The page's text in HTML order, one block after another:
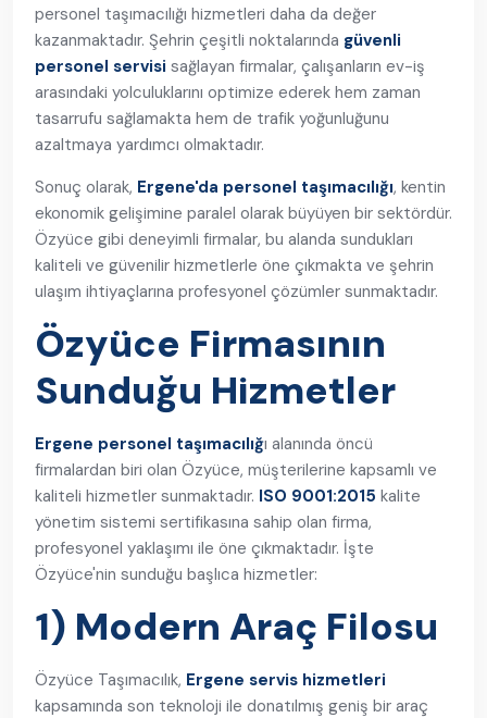
personel taşımacılığı hizmetleri daha da değer
kazanmaktadır. Şehrin çeşitli noktalarında güvenli
personel servisi sağlayan firmalar, çalışanların ev-iş
arasındaki yolculuklarını optimize ederek hem zaman
tasarrufu sağlamakta hem de trafik yoğunluğunu
azaltmaya yardımcı olmaktadır.
Sonuç olarak, Ergene'da personel taşımacılığı, kentin
ekonomik gelişimine paralel olarak büyüyen bir sektördür.
Özyüce gibi deneyimli firmalar, bu alanda sundukları
kaliteli ve güvenilir hizmetlerle öne çıkmakta ve şehrin
ulaşım ihtiyaçlarına profesyonel çözümler sunmaktadır.
Özyüce Firmasının
Sunduğu Hizmetler
Ergene personel taşımacılığı alanında öncü
firmalardan biri olan Özyüce, müşterilerine kapsamlı ve
kaliteli hizmetler sunmaktadır. ISO 9001:2015 kalite
yönetim sistemi sertifikasına sahip olan firma,
profesyonel yaklaşımı ile öne çıkmaktadır. İşte
Özyüce'nin sunduğu başlıca hizmetler:
1) Modern Araç Filosu
Özyüce Taşımacılık, Ergene servis hizmetleri
kapsamında son teknoloji ile donatılmış geniş bir araç